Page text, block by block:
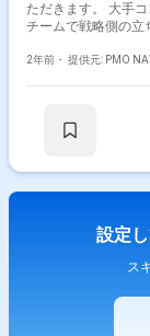
ただきます。 大手
チームで戦略側の立ち位置
ント（ポリシー/ル
2年前・ 提供元: PMO
設定
ス